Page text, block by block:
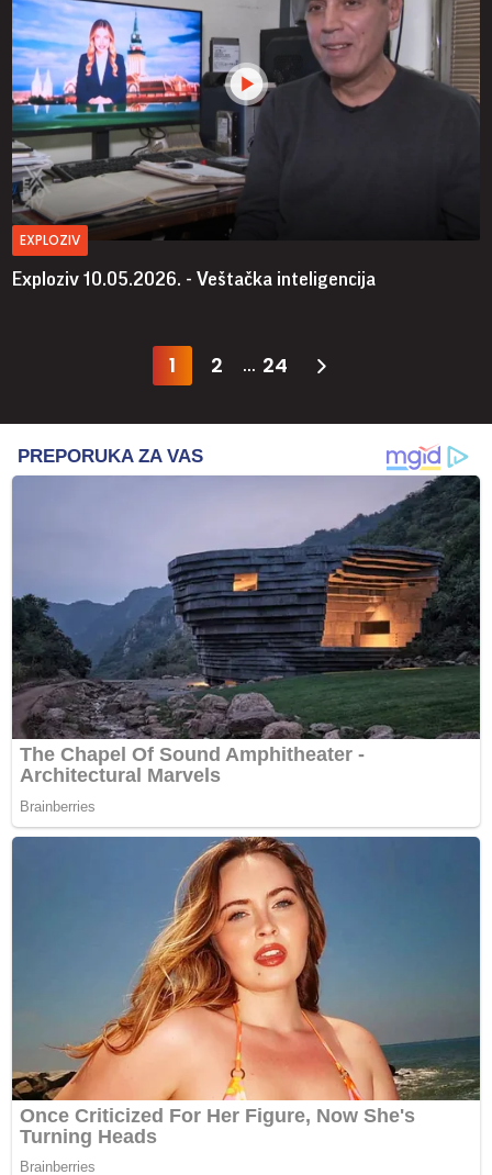
EXPLOZIV
Exploziv 10.05.2026. - Veštačka inteligencija
1 2 ... 24